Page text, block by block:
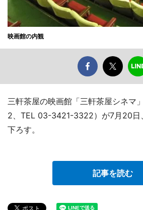
映画館の内観
三軒茶屋の映画館「三軒茶屋シネマ
2、TEL 03-3421-3322）が7月20日
下ろす。
記事を読む